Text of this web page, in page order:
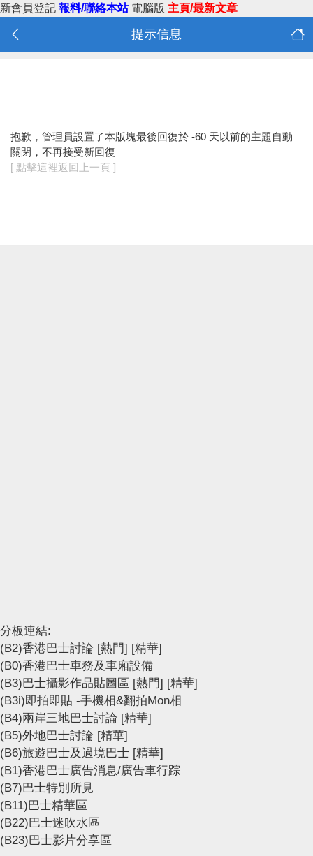
新會員登記 報料/聯絡本站 電腦版 主頁/最新文章
提示信息
抱歉，管理員設置了本版塊最後回復於 -60 天以前的主題自動
關閉，不再接受新回復
[ 點擊這裡返回上一頁 ]
分板連結:
(B2)香港巴士討論 [熱門] [精華]
(B0)香港巴士車務及車廂設備
(B3)巴士攝影作品貼圖區 [熱門] [精華]
(B3i)即拍即貼 -手機相&翻拍Mon相
(B4)兩岸三地巴士討論 [精華]
(B5)外地巴士討論 [精華]
(B6)旅遊巴士及過境巴士 [精華]
(B1)香港巴士廣告消息/廣告車行踪
(B7)巴士特別所見
(B11)巴士精華區
(B22)巴士迷吹水區
(B23)巴士影片分享區